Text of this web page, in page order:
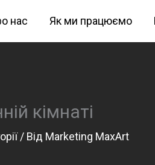
нас Як ми працюємо
кімнаті
/ Від Marketing MaxArt